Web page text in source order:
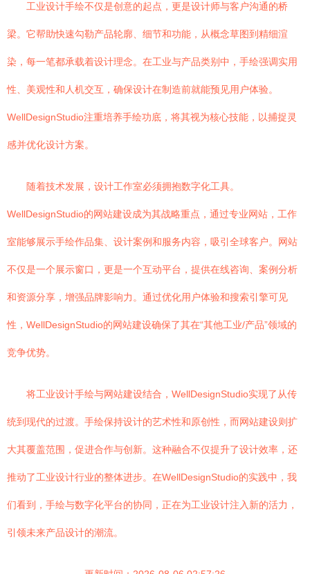
工业设计手绘不仅是创意的起点，更是设计师与客户沟通的桥
梁。它帮助快速勾勒产品轮廓、细节和功能，从概念草图到精细渲
染，每一笔都承载着设计理念。在工业与产品类别中，手绘强调实用
性、美观性和人机交互，确保设计在制造前就能预见用户体验。
WellDesignStudio注重培养手绘功底，将其视为核心技能，以捕捉灵
感并优化设计方案。
随着技术发展，设计工作室必须拥抱数字化工具。
WellDesignStudio的网站建设成为其战略重点，通过专业网站，工作
室能够展示手绘作品集、设计案例和服务内容，吸引全球客户。网站
不仅是一个展示窗口，更是一个互动平台，提供在线咨询、案例分析
和资源分享，增强品牌影响力。通过优化用户体验和搜索引擎可见
性，WellDesignStudio的网站建设确保了其在“其他工业/产品”领域的
竞争优势。
将工业设计手绘与网站建设结合，WellDesignStudio实现了从传
统到现代的过渡。手绘保持设计的艺术性和原创性，而网站建设则扩
大其覆盖范围，促进合作与创新。这种融合不仅提升了设计效率，还
推动了工业设计行业的整体进步。在WellDesignStudio的实践中，我
们看到，手绘与数字化平台的协同，正在为工业设计注入新的活力，
引领未来产品设计的潮流。